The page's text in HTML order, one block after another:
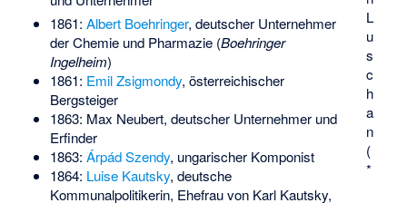
L
u
s
c
h
a
n
(
*
1861: Albert Boehringer, deutscher Unternehmer
der Chemie und Pharmazie (Boehringer
Ingelheim)
1861: Emil Zsigmondy, österreichischer
Bergsteiger
1863: Max Neubert, deutscher Unternehmer und
Erfinder
1863: Árpád Szendy, ungarischer Komponist
1864: Luise Kautsky, deutsche
Kommunalpolitikerin, Ehefrau von Karl Kautsky,